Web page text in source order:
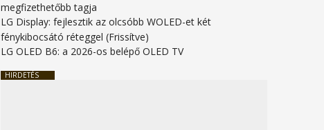
megfizethetőbb tagja
LG Display: fejlesztik az olcsóbb WOLED-et két
fénykibocsátó réteggel (Frissítve)
LG OLED B6: a 2026-os belépő OLED TV
HIRDETÉS